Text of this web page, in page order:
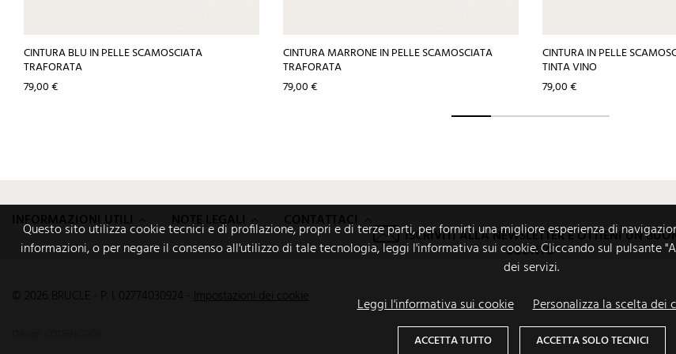
CINTURA BLU IN PELLE SCAMOSCIATA
TRAFORATA
Prezzo
79,00 €
CINTURA MARRONE IN PELLE SCAMOSCIATA
TRAFORATA
Prezzo
79,00 €
CINTURA IN PELLE
TINTA VINO
Prezzo
79,00 €
Questo sito utilizza cookie tecnici e di profilazione, propri e di terze parti, per fornirti una migliore esperienza di
informazioni, o per negare il consenso all'utilizzo di tale tecnologia, leggi l'informativa sui cookie. Cliccando sul
dei servizi.
Leggi l'informativa sui cookie
Personalizza la scelta dei
ACCETTA TUTTO ACCETTA SOLO TECNICI
INFORMAZIONI UTILI NOTE LEGALI CONTATTACI
ISCRIVITI ALLA NEWSLETTER E OTTIENI UN
SCONTO
© 2026 BRUCLE - P. I. 02774030924 Impostazioni dei cookie